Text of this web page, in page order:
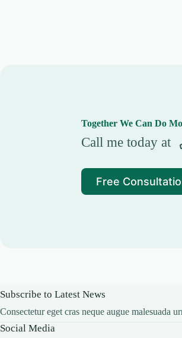
Together We Can Do
Call me today at
Free
Subscribe to Latest News
Consectetur eget cras neque augue malesuada
Social Media